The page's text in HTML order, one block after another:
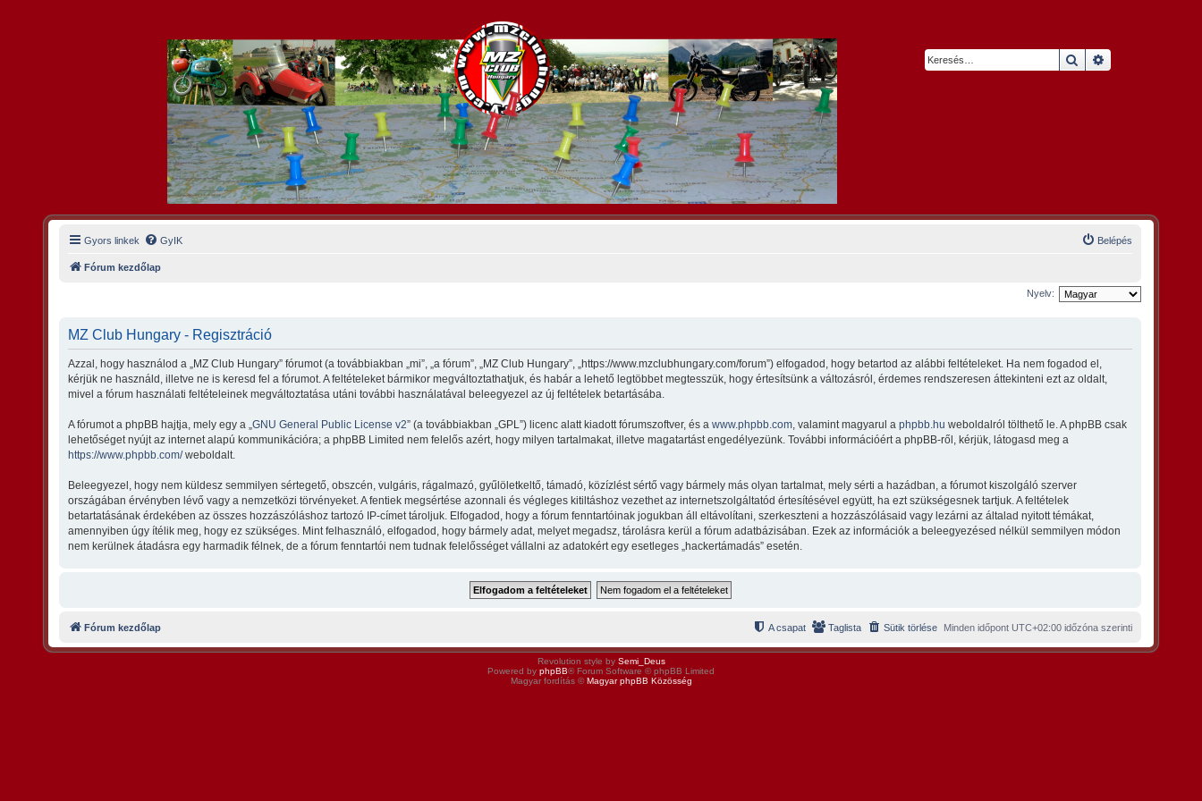
Keresés
Gyors linkek GyIK Belépés
Fórum kezdőlap
Nyelv:
MZ Club Hungary - Regisztráció
Azzal, hogy használod a „MZ Club Hungary” fórumot (a továbbiakban „mi”, „a fórum”, „MZ Club Hungary”, „https://www.mzclubhungary.com/forum”) elfogadod, hogy betartod az alábbi feltételeket. Ha nem fogadod el,
kérjük ne használd, illetve ne is keresd fel a fórumot. A feltételeket bármikor megváltoztathatjuk, és habár a lehető legtöbbet megtesszük, hogy értesítsünk a változásról, érdemes rendszeresen áttekinteni ezt az oldalt,
mivel a fórum használati feltételeinek megváltoztatása utáni további használatával beleegyezel az új feltételek betartásába.
A fórumot a phpBB hajtja, mely egy a „GNU General Public License v2” (a továbbiakban „GPL”) licenc alatt kiadott fórumszoftver, és awww.phpbb.com , valamint magyarul aphpbb.hu weboldalról tölthető le. A phpBB csak
lehetőséget nyújt az internet alapú kommunikációra; a phpBB Limited nem felelős azért, hogy milyen tartalmakat, illetve magatartást engedélyezünk. További információért a phpBB-ről, kérjük, látogasd meg a
https://www.phpbb.com/weboldalt.
Beleegyezel, hogy nem küldesz semmilyen sértegető, obszcén, vulgáris, rágalmazó, gyűlöletkeltő, támadó, közízlést sértő vagy bármely más olyan tartalmat, mely sérti a hazádban, a fórumot kiszolgáló szerver
országában érvényben lévő vagy a nemzetközi törvényeket. A fentiek megsértése azonnali és végleges kitiltáshoz vezethet az internetszolgáltatód értesítésével együtt, ha ezt szükségesnek tartjuk. A feltételek
betartatásának érdekében az összes hozzászóláshoz tartozó IP-címet tároljuk. Elfogadod, hogy a fórum fenntartóinak jogukban áll eltávolítani, szerkeszteni a hozzászólásaid vagy lezárni az általad nyitott témákat,
amennyiben úgy ítélik meg, hogy ez szükséges. Mint felhasználó, elfogadod, hogy bármely adat, melyet megadsz, tárolásra kerül a fórum adatbázisában. Ezek az információk a beleegyezésed nélkül semmilyen módon
nem kerülnek átadásra egy harmadik félnek, de a fórum fenntartói nem tudnak felelősséget vállalni az adatokért egy esetleges „hackertámadás” esetén.
Fórum kezdőlap Minden időpont UTC+02:00időzóna szerinti
Sütik törlése
Taglista
A csapat
Revolution style by Semi_Deus
Powered by phpBB® Forum Software © phpBB Limited
Magyar fordítás ©Magyar phpBB Közösség